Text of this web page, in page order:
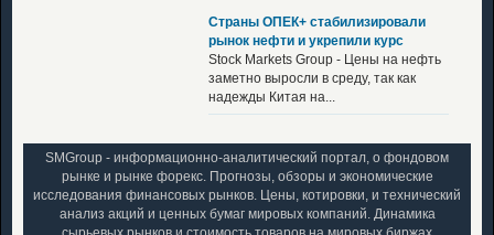
Страны ОПЕК+ стабилизировали
рынок нефти и укрепили курс
Stock Markets Group - Цены на нефть
заметно выросли в среду, так как
надежды Китая на...
SMGroup - информационно-аналитический портал, о фондовом
рынке и рынке форекс. Прогнозы, обзоры и экономические
исследования финансовых рынков. Цены, котировки, и технический
анализ акций и ценных бумаг мировых компаний. Динамика